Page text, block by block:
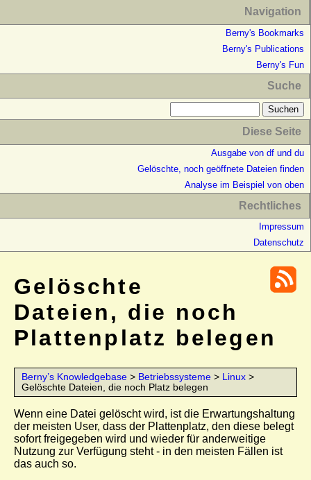
Navigation
Berny's Bookmarks
Berny's Publications
Berny's Fun
Suche
Diese Seite
Ausgabe von df und du
Gelöschte, noch geöffnete Dateien finden
Analyse im Beispiel von oben
Rechtliches
Impressum
Datenschutz
Gelöschte
Dateien, die noch
Plattenplatz belegen
Berny’s Knowledgebase > Betriebssysteme > Linux >
Gelöschte Dateien, die noch Platz belegen
Wenn eine Datei gelöscht wird, ist die Erwartungshaltung
der meisten User, dass der Plattenplatz, den diese belegt
sofort freigegeben wird und wieder für anderweitige
Nutzung zur Verfügung steht - in den meisten Fällen ist
das auch so.